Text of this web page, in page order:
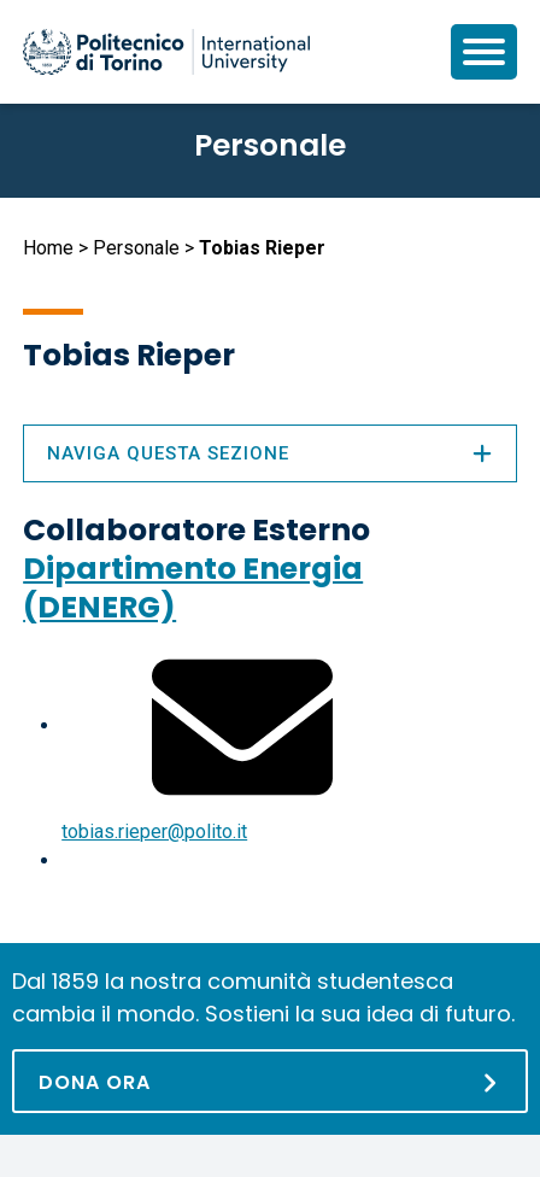
principale
Personale
Briciole
pane
Home Personale Tobias Rieper
Tobias Rieper
Collaboratore Esterno
Dipartimento Energia
(DENERG)
tobias.rieper@polito.it
NAVIGA QUESTA SEZIONE
Dal 1859 la nostra comunità studentesca
cambia il mondo. Sostieni la sua idea di futuro.
DONA ORA